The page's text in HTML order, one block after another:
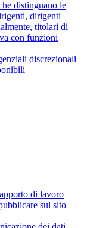
distinguano le
dirigenti
titolari di
con funzioni
discrezionali
di lavoro
sul sito